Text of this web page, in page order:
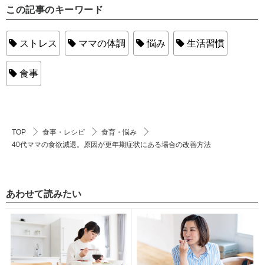
この記事のキーワード
ストレス ママの体調 悩み 生活習慣
食事
TOP 食事・レシピ
食育・悩み
40代ママの食欲減退。原因が更年期症状にある場合の改善方法
あわせて読みたい